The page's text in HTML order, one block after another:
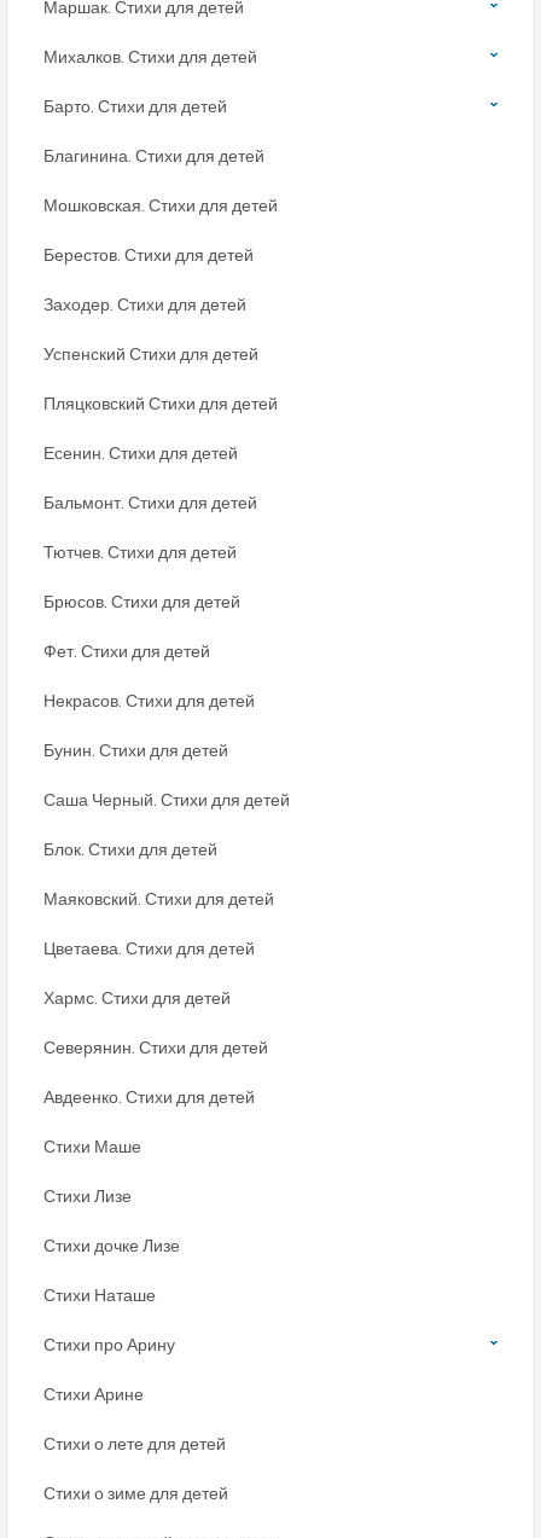
Маршак. Стихи для детей
Михалков. Стихи для детей
Барто. Стихи для детей
Благинина. Стихи для детей
Мошковская. Стихи для детей
Берестов. Стихи для детей
Заходер. Стихи для детей
Успенский Стихи для детей
Пляцковский Стихи для детей
Есенин. Стихи для детей
Бальмонт. Стихи для детей
Тютчев. Стихи для детей
Брюсов. Стихи для детей
Фет. Стихи для детей
Некрасов. Стихи для детей
Бунин. Стихи для детей
Саша Черный. Стихи для детей
Блок. Стихи для детей
Маяковский. Стихи для детей
Цветаева. Стихи для детей
Хармс. Стихи для детей
Северянин. Стихи для детей
Авдеенко. Стихи для детей
Стихи Маше
Стихи Лизе
Стихи дочке Лизе
Стихи Наташе
Стихи про Арину
Стихи Арине
Стихи о лете для детей
Стихи о зиме для детей